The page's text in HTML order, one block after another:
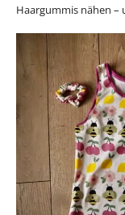
Haargummis nähen –